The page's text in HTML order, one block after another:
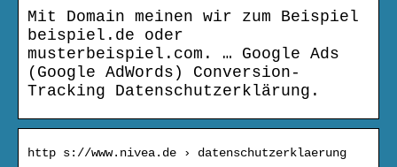
Mit Domain meinen wir zum Beispiel
beispiel.de oder
musterbeispiel.com. … Google Ads
(Google AdWords) Conversion-
Tracking Datenschutzerklärung.
http s://www.nivea.de › datenschutzerklaerung